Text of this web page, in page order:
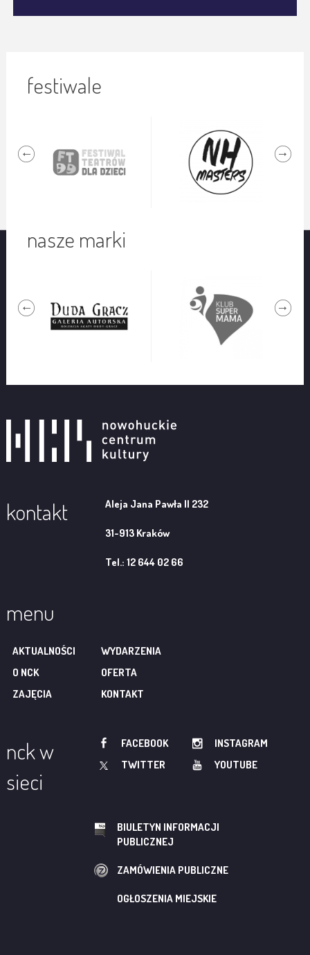
festiwale
nasze marki
kontakt Aleja Jana Pawła II 232
31-913 Kraków
Tel.: 12 644 02 66
menu
AKTUALNOŚCI
WYDARZENIA
O NCK
OFERTA
ZAJĘCIA
KONTAKT
nck w
sieci
FACEBOOK
INSTAGRAM
TWITTER
YOUTUBE
BIULETYN INFORMACJI
PUBLICZNEJ
ZAMÓWIENIA PUBLICZNE
OGŁOSZENIA MIEJSKIE